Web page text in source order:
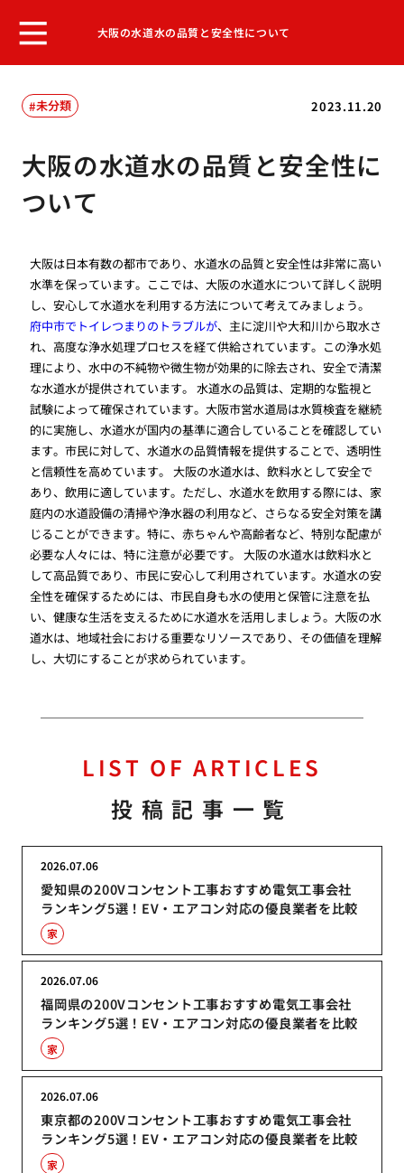
大阪の水道水の品質と安全性について
2023.11.20
未分類
大阪の水道水の品質と安全性に
ついて
大阪は日本有数の都市であり、水道水の品質と安全性は非常に高い
水準を保っています。ここでは、大阪の水道水について詳しく説明
し、安心して水道水を利用する方法について考えてみましょう。
府中市でトイレつまりのトラブルが、主に淀川や大和川から取水さ
れ、高度な浄水処理プロセスを経て供給されています。この浄水処
理により、水中の不純物や微生物が効果的に除去され、安全で清潔
な水道水が提供されています。 水道水の品質は、定期的な監視と
試験によって確保されています。大阪市営水道局は水質検査を継続
的に実施し、水道水が国内の基準に適合していることを確認してい
ます。市民に対して、水道水の品質情報を提供することで、透明性
と信頼性を高めています。 大阪の水道水は、飲料水として安全で
あり、飲用に適しています。ただし、水道水を飲用する際には、家
庭内の水道設備の清掃や浄水器の利用など、さらなる安全対策を講
じることができます。特に、赤ちゃんや高齢者など、特別な配慮が
必要な人々には、特に注意が必要です。 大阪の水道水は飲料水と
して高品質であり、市民に安心して利用されています。水道水の安
全性を確保するためには、市民自身も水の使用と保管に注意を払
い、健康な生活を支えるために水道水を活用しましょう。大阪の水
道水は、地域社会における重要なリソースであり、その価値を理解
し、大切にすることが求められています。
LIST OF ARTICLES
投稿記事一覧
愛知県の200Vコンセント工事おすすめ電気工事会社
ランキング5選！EV・エアコン対応の優良業者を比較
2026.07.06
家
福岡県の200Vコンセント工事おすすめ電気工事会社
ランキング5選！EV・エアコン対応の優良業者を比較
2026.07.06
家
東京都の200Vコンセント工事おすすめ電気工事会社
ランキング5選！EV・エアコン対応の優良業者を比較
2026.07.06
家